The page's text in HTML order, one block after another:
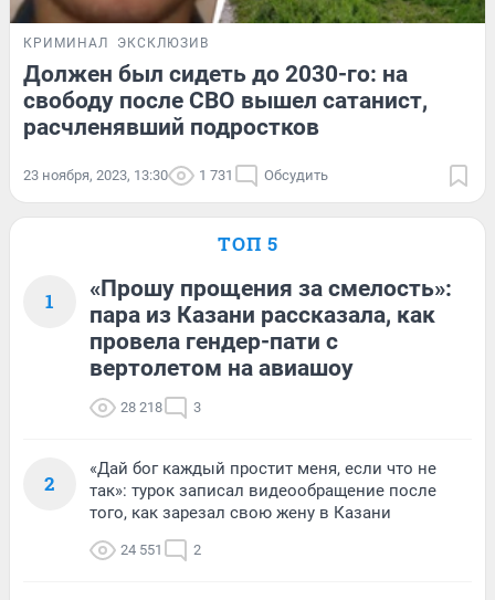
КРИМИНАЛ ЭКСКЛЮЗИВ
Должен был сидеть до 2030-го: на
свободу после СВО вышел сатанист,
расчленявший подростков
23 ноября, 2023, 13:30 1 731 Обсудить
ТОП 5
1
«Прошу прощения за смелость»:
пара из Казани рассказала, как
провела гендер-пати с
вертолетом на авиашоу
28 218 3
2
«Дай бог каждый простит меня, если что не
так»: турок записал видеообращение после
того, как зарезал свою жену в Казани
24 551 2